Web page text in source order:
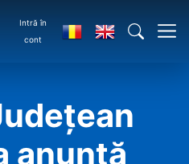
Intră în
cont
anunţă